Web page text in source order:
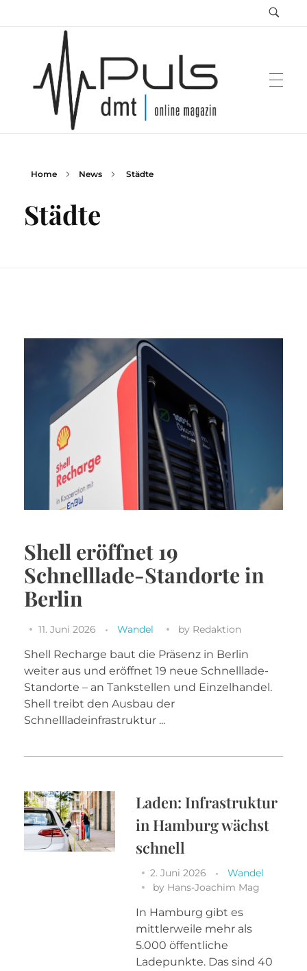
Home News Städte
Städte
Shell eröffnet 19
Schnelllade-Standorte in
Berlin
11. Juni 2026 Wandel by Redaktion
Shell Recharge baut die Präsenz in Berlin
weiter aus und eröffnet 19 neue Schnelllade-
Standorte – an Tankstellen und Einzelhandel.
Shell treibt den Ausbau der
Schnellladeinfrastruktur ...
Laden: Infrastruktur
in Hamburg wächst
schnell
2. Juni 2026
Wandel
by Hans-Joachim Mag
In Hamburg gibt es
mittlerweile mehr als
5.000 öffentliche
Ladepunkte. Das sind 40